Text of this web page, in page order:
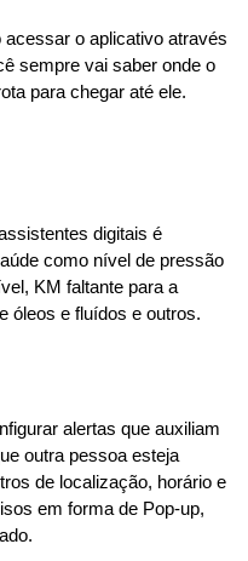
o aplicativo através
sempre vai saber onde o
para chegar até ele.
digitais é
como nível de pressão
KM faltante para a
óleos e fluídos e outros.
alertas que auxiliam
outra pessoa esteja
de localização, horário e
em forma de Pop-up,